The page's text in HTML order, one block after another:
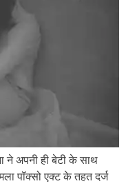
अपनी ही बेटी के साथ
पॉक्सो एक्ट के तहत दर्ज